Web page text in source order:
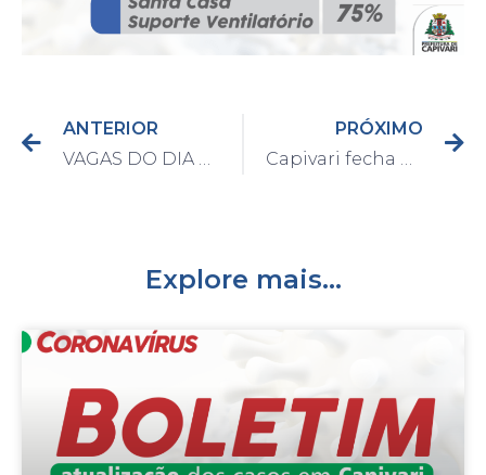
ANTERIOR
VAGAS DO DIA 05/08/2021
PRÓXIMO
Capivari fecha primeiro semestre de 2021 com saldo positivo em geração de empregos
Explore mais...